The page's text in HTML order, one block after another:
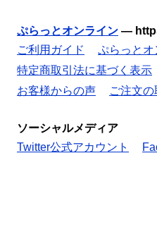
ぷらっとオンライン —
ご利用ガイド
ぷらっとオ
特定商取引法に基づく表示
お客様からの声
ご注文の
ソーシャルメディア
Twitter公式アカウント